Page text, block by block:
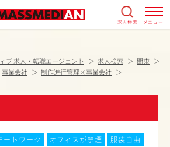
求人検索 メニュー
ブ 求人・転職エージェント 求人検索
関東
事業会社
制作進行管理×事業会社
ートワーク オフィスが禁煙
服装自由